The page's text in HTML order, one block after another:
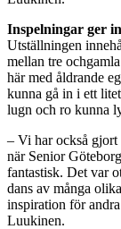
Inspelningar ger
Utställningen
mellan tre
här med åldrande
kunna gå in i ett
lugn och ro kunna
– Vi har också
när Senior
fantastisk. Det var
dans av många
inspiration för
Luukinen.